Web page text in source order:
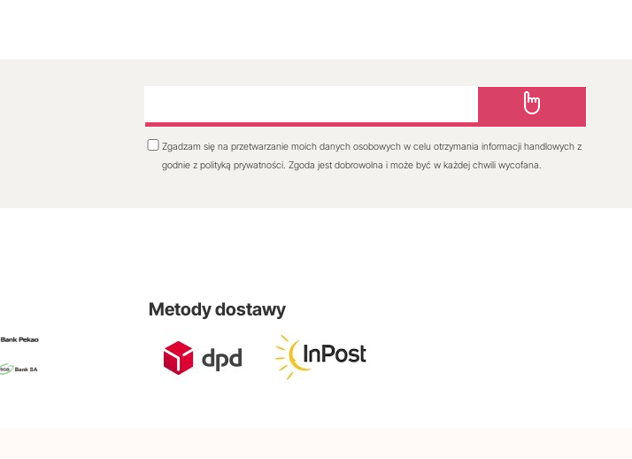
Zgadzam się na przetwarzanie moich danych osobowych w celu otrzymania informacji handlowych z
godnie z polityką prywatności. Zgoda jest dobrowolna i może być w każdej chwili wycofana.
Metody dostawy